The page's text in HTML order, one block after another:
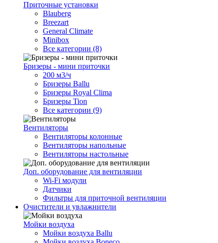
Приточные установки
Blauberg
Breezart
General Climate
Minibox
Все категории (8)
Бризеры - мини приточки
200 м3/ч
Бризеры Ballu
Бризеры Royal Clima
Бризеры Tion
Все категории (9)
Вентиляторы
Вентиляторы колонные
Вентиляторы напольные
Вентиляторы настольные
Доп. оборудование для вентиляции
Wi-Fi модули
Датчики
Фильтры для приточной вентиляции
Очистители и увлажнители
Мойки воздуха
Мойки воздуха Ballu